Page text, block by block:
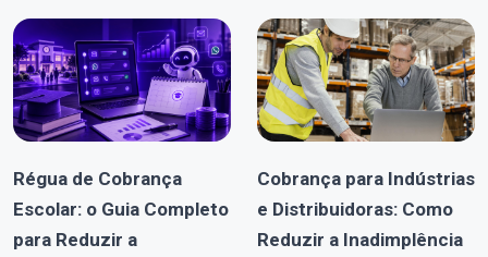
Régua de Cobrança
Escolar: o Guia Completo
para Reduzir a
Cobrança para Indústrias
e Distribuidoras: Como
Reduzir a Inadimplência